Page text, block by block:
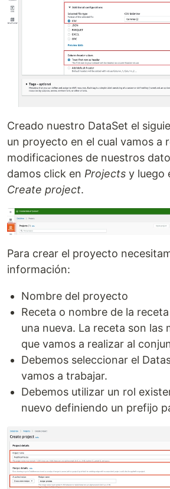
Creado nuestro DataSet el
un proyecto en el cual vamos a
modificaciones de nuestros
damos click en Projects y luego
Create project.
Para crear el proyecto
información:
Nombre del proyecto
Receta o nombre de la
una nueva. La receta son las
que vamos a realizar al
Debemos seleccionar el
vamos a trabajar.
Debemos utilizar un rol
nuevo definiendo un prefijo